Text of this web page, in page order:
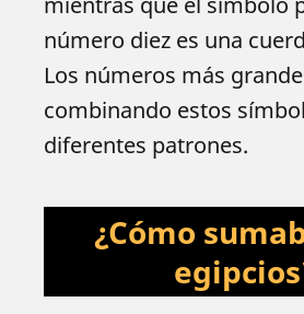
número diez es una
Los números más
combinando estos
diferentes patrones.
¿Cómo